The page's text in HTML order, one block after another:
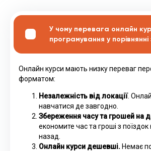
У чому перевага онлайн
програмування у
Онлайн курси мають низку переваг
форматом:
Незалежність від локації.
навчатися де завгодно.
Збереження часу та грошей на
економите час та гроші з поїздок
назад.
Онлайн курси дешевші. Немає